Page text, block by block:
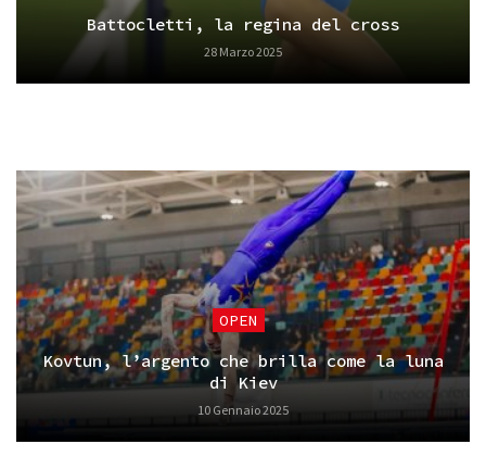
Battocletti, la regina del cross
28 Marzo 2025
OPEN
Kovtun, l’argento che brilla come la luna
di Kiev
10 Gennaio 2025